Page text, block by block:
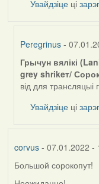
Увайдзіце ці
Peregrinus -
In
reply
to
Грычун вялікі
grey shrikeт/
від для трансляцыі
Увайдзіце ці
corvus- 07.01.2022 -
Большой сорокопут!